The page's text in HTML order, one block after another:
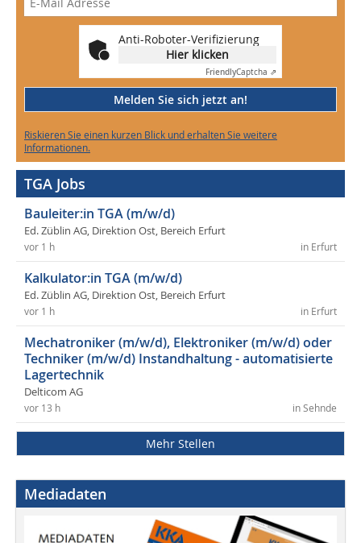
Anti-Roboter-Verifizierung
Hier klicken
FriendlyCaptcha ⇗
Melden Sie sich jetzt an!
Riskieren Sie einen kurzen Blick und erhalten Sie weitere
Informationen.
TGA Jobs
Bauleiter:in TGA (m/w/d)
Ed. Züblin AG, Direktion Ost, Bereich Erfurt
in Erfurt
vor 1 h
Kalkulator:in TGA (m/w/d)
Ed. Züblin AG, Direktion Ost, Bereich Erfurt
in Erfurt
vor 1 h
Mechatroniker (m/w/d), Elektroniker (m/w/d) oder
Techniker (m/w/d) Instandhaltung - automatisierte
Lagertechnik
Delticom AG
in Sehnde
vor 13 h
Mehr Stellen
Mediadaten